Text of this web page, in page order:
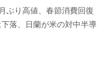
り高値、春節消費回復
落、日蘭が米の対中半導